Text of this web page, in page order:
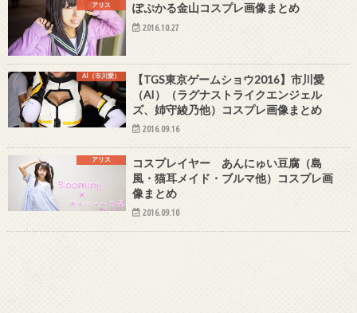
アリス ぽぷかる金山コスプレ画像まとめ
2016.10.27
AI（市川愛）
【TGS東京ゲームショウ2016】市川愛
（AI）（ラグナストライクエンジェル
ズ、姉守綾乃他）コスプレ画像まとめ
2016.09.16
アリス
コスプレイヤー あんにゅい豆腐（島
風・猫耳メイド・ブルマ他）コスプレ画
像まとめ
2016.09.10